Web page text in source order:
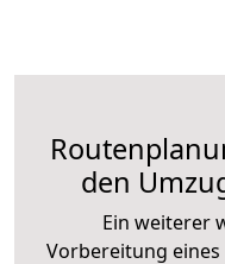
den
Ein weiterer
Vorbereitung